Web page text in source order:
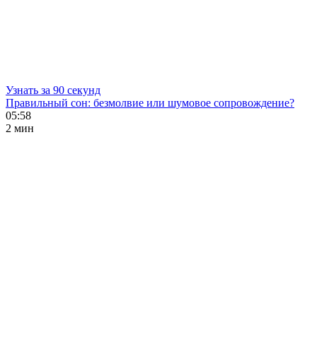
Узнать за 90 секунд
Правильный сон: безмолвие или шумовое сопровождение?
05:58
2 мин